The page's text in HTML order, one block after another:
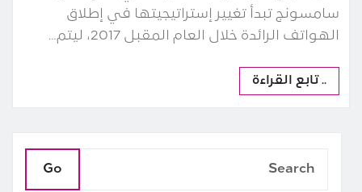
سامسونج تبدأ تغيير إستراتيجيتها في إطلاق
الهواتف الرائدة خلال العام المقبل 2017، ليتم…
.. تابع القراءة
Go